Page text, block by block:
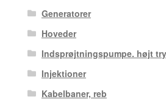
Generatorer
Hoveder
Indsprøjtningspumpe. højt
Injektioner
Kabelbaner, reb